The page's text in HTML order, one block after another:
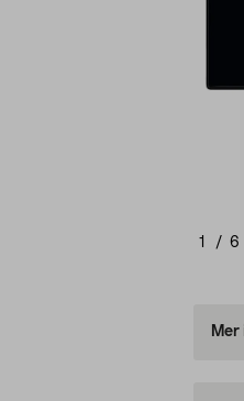
1 / 6